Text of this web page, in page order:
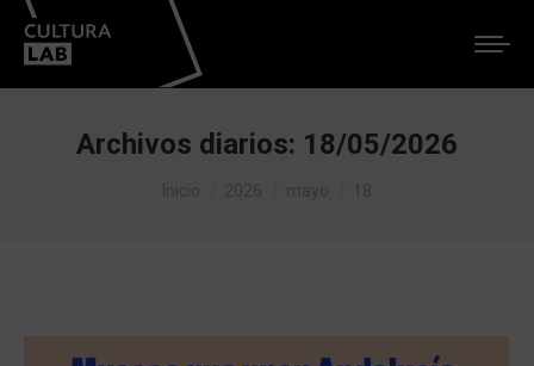
Archivos diarios: 18/05/2026